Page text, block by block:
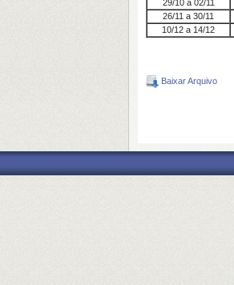
29/10 a 02/11
26/11 a 30/11
10/12 a 14/12
Baixar Arquivo